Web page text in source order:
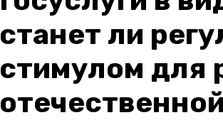
станет ли
стимулом для